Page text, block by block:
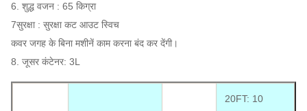
6. शुद्ध वजन : 65 किग्रा
7सुरक्षा : सुरक्षा कट आउट स्विच
कवर जगह के बिना मशीनें काम करना बंद कर देंगी।
8. जूसर कंटेनर: 3L
20FT: 10